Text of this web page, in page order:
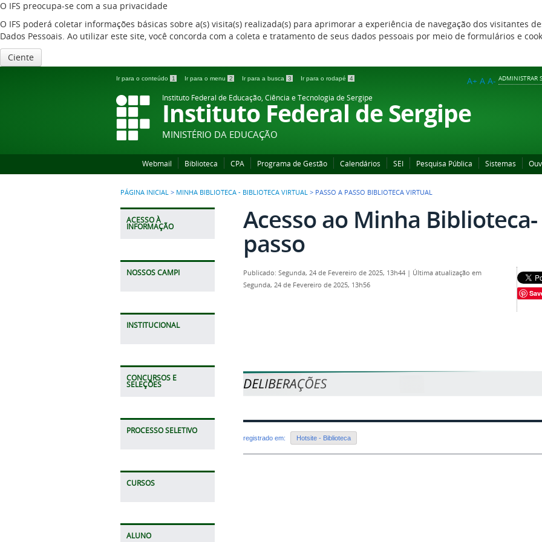
O IFS preocupa-se com a sua privacidade
O IFS poderá coletar informações básicas sobre a(s) visita(s) realizada(s) para aprimorar a experiência de navegação dos visitantes
Dados Pessoais. Ao utilizar este site, você concorda com a coleta e tratamento de seus dados pessoais por meio de formulários e
Ciente
Ir para o conteúdo 1 Ir para o menu 2 Ir para a busca 3 Ir para o rodapé 4 ADMINISTRAR
A+ A A-
Instituto Federal de Educação, Ciência e Tecnologia de Sergipe
Instituto Federal de Sergipe
MINISTÉRIO DA EDUCAÇÃO
Webmail Biblioteca CPA Programa de Gestão Calendários SEI Pesquisa Pública Sistemas
PÁGINA INICIAL > MINHA BIBLIOTECA - BIBLIOTECA VIRTUAL > PASSO A PASSO BIBLIOTECA VIRTUAL
ACESSO À
INFORMAÇÃO
NOSSOS CAMPI
INSTITUCIONAL
CONCURSOS E
SELEÇÕES
PROCESSO SELETIVO
CURSOS
ALUNO
Acesso ao Minha
passo
Publicado: Segunda, 24 de Fevereiro de 2025, 13h44 | Última atualização em
Segunda, 24 de Fevereiro de 2025, 13h56
registrado em: Hotsite - Biblioteca